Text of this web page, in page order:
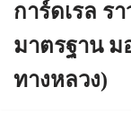
การ์ดเรล ร
มาตรฐาน ม
ทางหลวง)